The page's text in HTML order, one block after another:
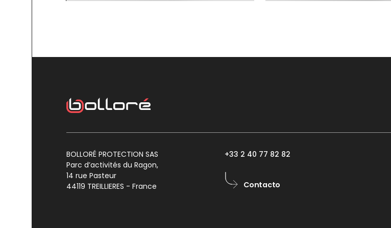
BOLLORÉ PROTECTION SAS
Parc d’activités du Ragon,
14 rue Pasteur
44119 TREILLIERES - France
+33 2 40 77 82 82
Contacto